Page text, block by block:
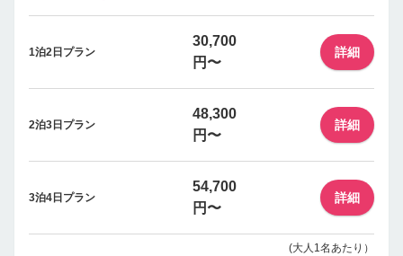
1泊2日プラン
30,700
円〜
詳細
2泊3日プラン
48,300
円〜
詳細
3泊4日プラン
54,700
円〜
詳細
(大人1名あたり）